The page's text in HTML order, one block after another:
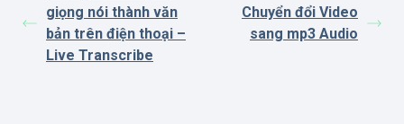
giọng nói thành văn
bản trên điện thoại –
Live Transcribe
Chuyển đổi Video
sang mp3 Audio